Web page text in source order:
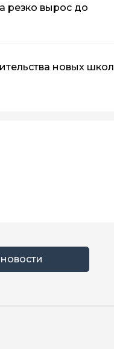
резко вырос до
новых школ